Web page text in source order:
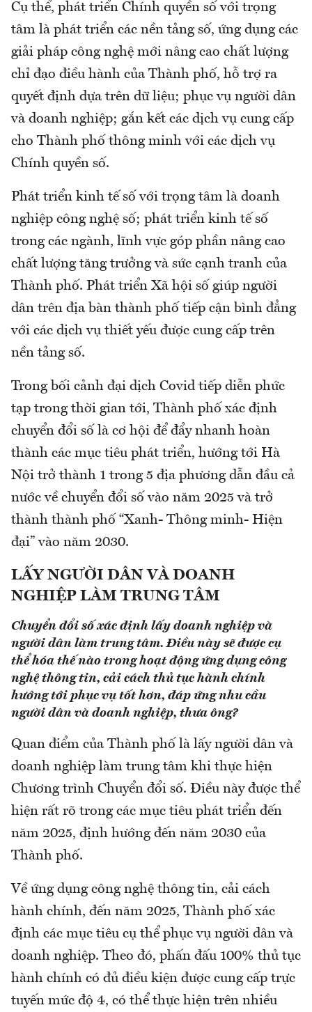
Cụ thể, phát triển Chính quyền số với trọng
tâm là phát triển các nền tảng số, ứng dụng các
giải pháp công nghệ mới nâng cao chất lượng
chỉ đạo điều hành của Thành phố, hỗ trợ ra
quyết định dựa trên dữ liệu; phục vụ người dân
và doanh nghiệp; gắn kết các dịch vụ cung cấp
cho Thành phố thông minh với các dịch vụ
Chính quyền số.
Phát triển kinh tế số với trọng tâm là doanh
nghiệp công nghệ số; phát triển kinh tế số
trong các ngành, lĩnh vực góp phần nâng cao
chất lượng tăng trưởng và sức cạnh tranh của
Thành phố. Phát triển Xã hội số giúp người
dân trên địa bàn thành phố tiếp cận bình đẳng
với các dịch vụ thiết yếu được cung cấp trên
nền tảng số.
Trong bối cảnh đại dịch Covid tiếp diễn phức
tạp trong thời gian tới, Thành phố xác định
chuyển đổi số là cơ hội để đẩy nhanh hoàn
thành các mục tiêu phát triển, hướng tới Hà
Nội trở thành 1 trong 5 địa phương dẫn đầu cả
nước về chuyển đổi số vào năm 2025 và trở
thành thành phố “Xanh- Thông minh- Hiện
đại” vào năm 2030.
LẤY NGƯỜI DÂN VÀ DOANH
NGHIỆP LÀM TRUNG TÂM
Chuyển đổi số xác định lấy doanh nghiệp và
người dân làm trung tâm. Điều này sẽ được cụ
thể hóa thế nào trong hoạt động ứng dụng công
nghệ thông tin, cải cách thủ tục hành chính
hướng tới phục vụ tốt hơn, đáp ứng nhu cầu
người dân và doanh nghiệp, thưa ông?
Quan điểm của Thành phố là lấy người dân và
doanh nghiệp làm trung tâm khi thực hiện
Chương trình Chuyển đổi số. Điều này được thể
hiện rất rõ trong các mục tiêu phát triển đến
năm 2025, định hướng đến năm 2030 của
Thành phố.
Về ứng dụng công nghệ thông tin, cải cách
hành chính, đến năm 2025, Thành phố xác
định các mục tiêu cụ thể phục vụ người dân và
doanh nghiệp. Theo đó, phấn đấu 100% thủ tục
hành chính có đủ điều kiện được cung cấp trực
tuyến mức độ 4, có thể thực hiện trên nhiều